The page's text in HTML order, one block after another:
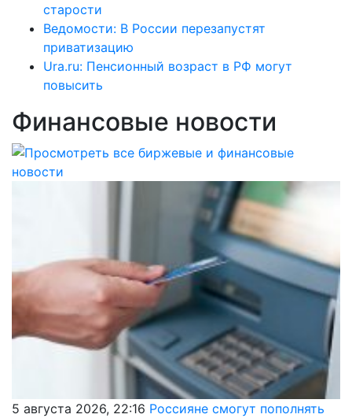
старости
Ведомости: В России перезапустят
приватизацию
Ura.ru: Пенсионный возраст в РФ могут
повысить
Финансовые новости
5 августа 2026, 22:16 Россияне смогут пополнять